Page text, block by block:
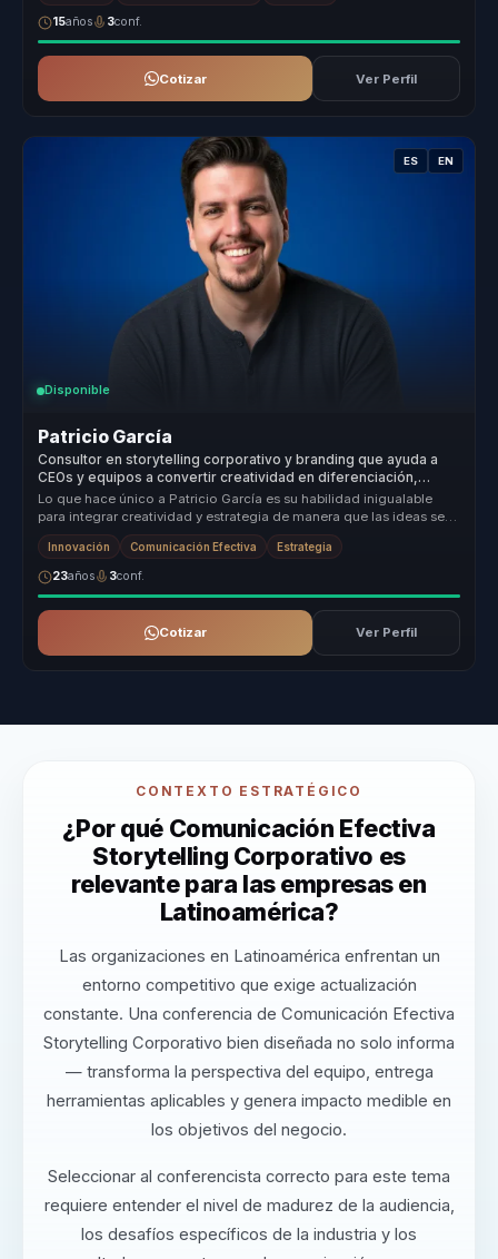
15años 3conf.
Cotizar Ver Perfil
ES EN
Disponible
Patricio García
Consultor en storytelling corporativo y branding que ayuda a
CEOs y equipos a convertir creatividad en diferenciación,
experiencia y crecimiento.
Lo que hace único a Patricio García es su habilidad inigualable
para integrar creatividad y estrategia de manera que las ideas se
convier...
Innovación Comunicación Efectiva Estrategia
23años 3conf.
Cotizar Ver Perfil
CONTEXTO ESTRATÉGICO
¿Por qué Comunicación Efectiva
Storytelling Corporativo es
relevante para las empresas en
Latinoamérica?
Las organizaciones en Latinoamérica enfrentan un
entorno competitivo que exige actualización
constante. Una conferencia de Comunicación Efectiva
Storytelling Corporativo bien diseñada no solo informa
— transforma la perspectiva del equipo, entrega
herramientas aplicables y genera impacto medible en
los objetivos del negocio.
Seleccionar al conferencista correcto para este tema
requiere entender el nivel de madurez de la audiencia,
los desafíos específicos de la industria y los